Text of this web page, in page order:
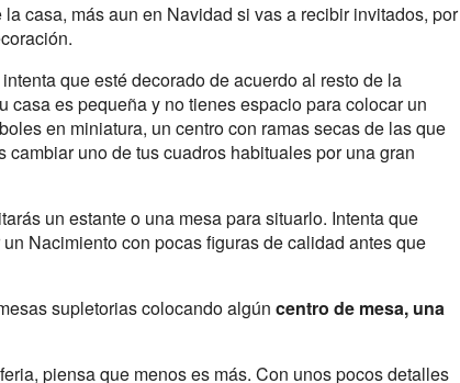
casa, más aun en Navidad si vas a recibir invitados, por
intenta que esté decorado de acuerdo al resto de la
casa es pequeña y no tienes espacio para colocar un
en miniatura, un centro con ramas secas de las que
uno de tus cuadros habituales por una gran
un estante o una mesa para situarlo. Intenta que
Nacimiento con pocas figuras de calidad antes que
supletorias colocando algúncentro de mesa, una
piensa que menos es más. Con unos pocos detalles